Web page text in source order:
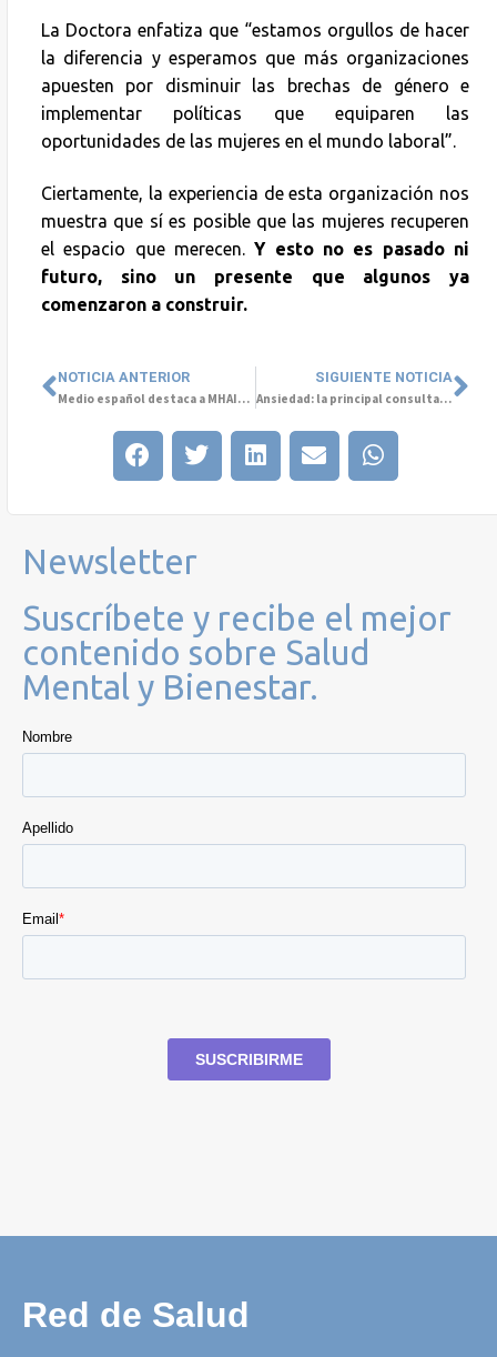
La Doctora enfatiza que “estamos orgullos de hacer
la diferencia y esperamos que más organizaciones
apuesten por disminuir las brechas de género e
implementar políticas que equiparen las
oportunidades de las mujeres en el mundo laboral”.
Ciertamente, la experiencia de esta organización nos
muestra que sí es posible que las mujeres recuperen
el espacio que merecen.Y esto no es pasado ni
futuro, sino un presente que algunos ya
comenzaron a construir.
NOTICIA ANTERIOR
Medio español destaca a MHAITE por su aporte en Salud Mental e Innovación
SIGUIENTE NOTICIA
Ansiedad: la principal consulta en Salud Mental en mujeres
Newsletter
Suscríbete y recibe el mejor
contenido sobre Salud
Mental y Bienestar.
Red de Salud